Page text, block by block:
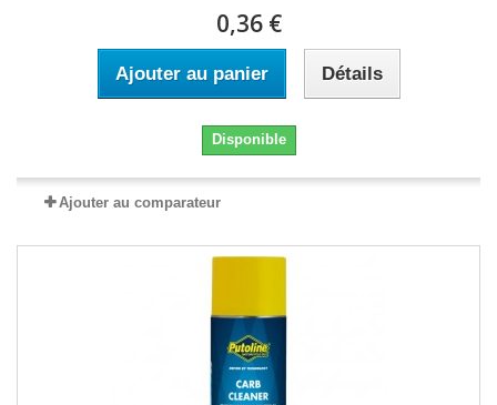
0,36 €
Ajouter au panier Détails
Disponible
Ajouter au comparateur